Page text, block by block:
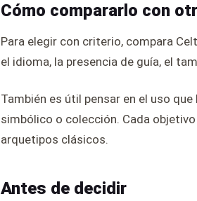
Cómo compararlo con
Para elegir con criterio, compara
el idioma, la presencia de guía, el
También es útil pensar en el uso
simbólico o colección. Cada
arquetipos clásicos.
Antes de decidir